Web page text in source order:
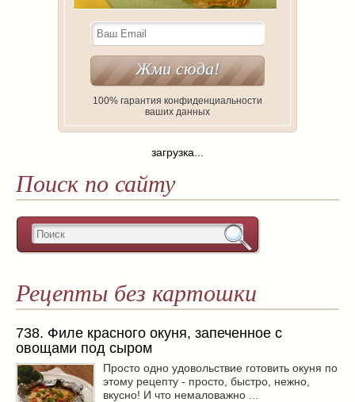
100% гарантия конфиденциальности
ваших данных
загрузка...
Поиск по сайту
Рецепты без картошки
738. Филе красного окуня, запеченное с
овощами под сыром
Просто одно удовольствие готовить окуня по
этому рецепту - просто, быстро, нежно,
вкусно! И что немаловажно ...